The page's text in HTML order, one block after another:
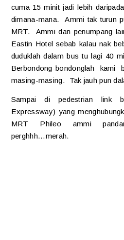
cuma 15 minit jadi lebih
dimana-mana. Ammi tak turun
MRT. Ammi dan penumpang
Eastin Hotel sebab kalau nak
duduklah dalam bus tu lagi 40
Berbondong-bondonglah kami
masing-masing. Tak jauh pun
Sampai di pedestrian link
Expressway) yang
MRT Phileo ammi
perghhh...merah.